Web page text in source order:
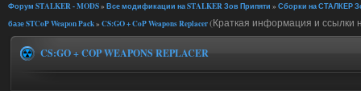
Форум STALKER - MODS» Все модификации на STALKER Зов Припяти » Сборки на СТАЛКЕР
базе STCoP Weapon Pack» CS:GO + CoP Weapons Replacer(Краткая информация и ссылки
CS:GO + COP WEAPONS REPLACER